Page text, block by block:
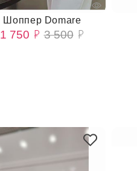
Шоппер Domare
1 750 3 500